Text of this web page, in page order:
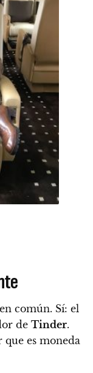
común. Sí: el
de Tinder.
es moneda